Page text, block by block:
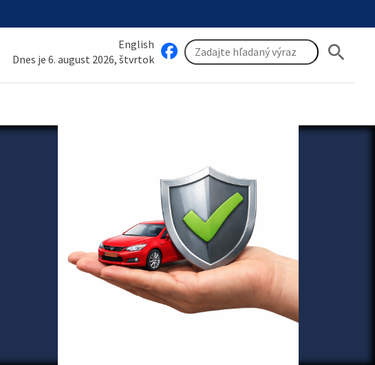
English
Dnes je 6. august 2026, štvrtok
search